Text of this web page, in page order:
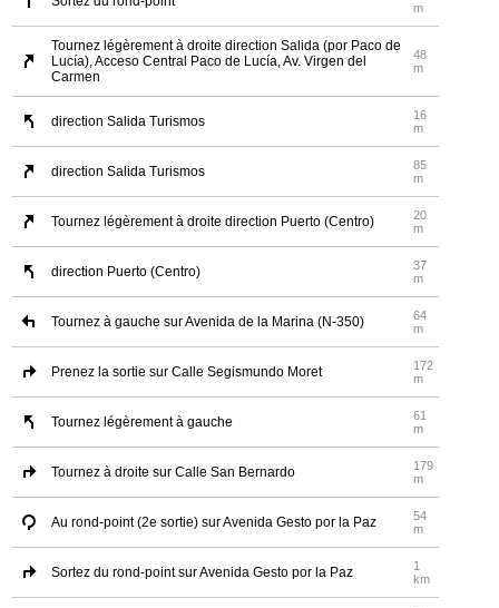
m
Tournez légèrement à droite direction Salida (por Paco de
Lucía), Acceso Central Paco de Lucía, Av. Virgen del
Carmen
48
m
direction Salida Turismos
16
m
direction Salida Turismos
85
m
Tournez légèrement à droite direction Puerto (Centro)
20
m
direction Puerto (Centro)
37
m
Tournez à gauche sur Avenida de la Marina (N-350)
64
m
Prenez la sortie sur Calle Segismundo Moret
172
m
Tournez légèrement à gauche
61
m
Tournez à droite sur Calle San Bernardo
179
m
Au rond-point (2e sortie) sur Avenida Gesto por la Paz
54
m
Sortez du rond-point sur Avenida Gesto por la Paz
1
km